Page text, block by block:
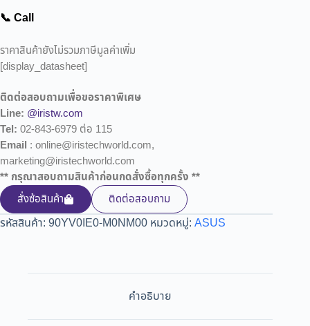
📞 Call
ราคาสินค้ายังไม่รวมภาษีมูลค่าเพิ่ม
[display_datasheet]
ติดต่อสอบถามเพื่อขอราคาพิเศษ
Line: @iristw.com
Tel: 02-843-6979 ต่อ 115
Email : online@iristechworld.com,
marketing@iristechworld.com
** กรุณาสอบถามสินค้าก่อนกดสั่งซื้อทุกครั้ง **
สั่งซ้อสินค้า
ติดต่อสอบถาม
รหัสสินค้า: 90YV0IE0-M0NM00 หมวดหมู่: ASUS
คำอธิบาย